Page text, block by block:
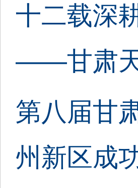
十二载深
——甘肃
第八届甘
州新区成